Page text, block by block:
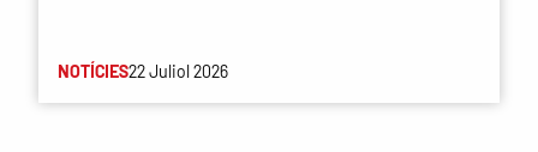
NOTÍCIES22 Juliol 2026